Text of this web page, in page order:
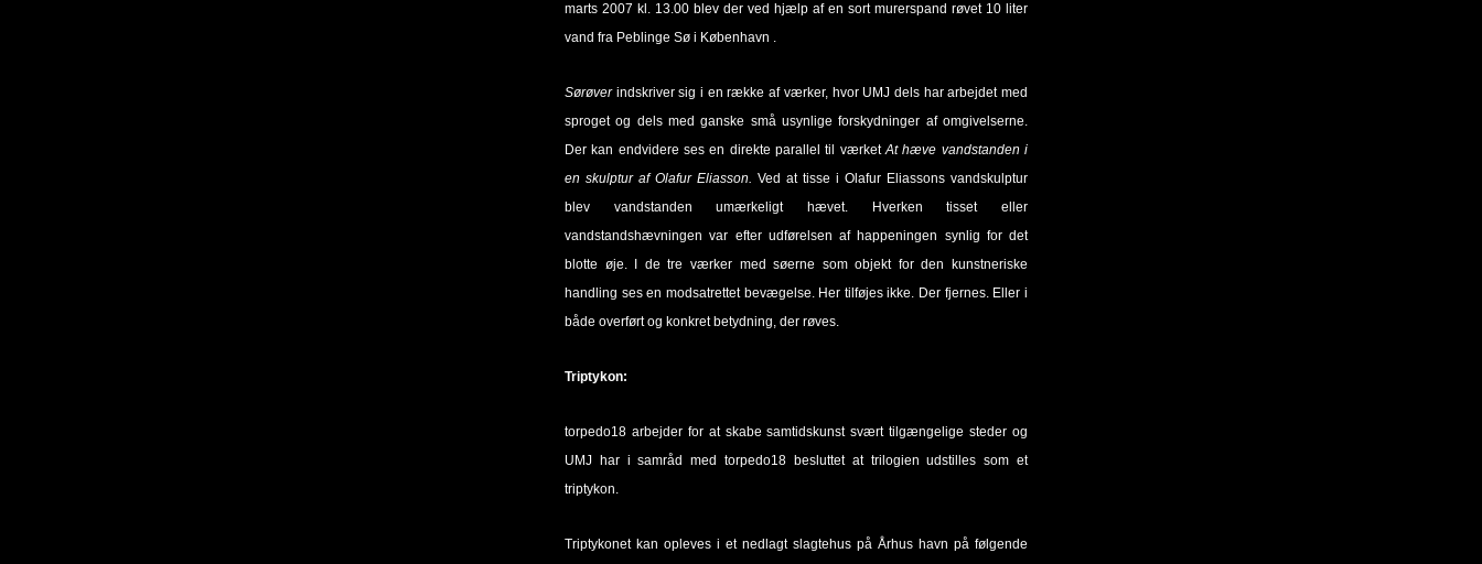
marts 2007 kl. 13.00 blev der ved hjælp af en sort murerspand røvet 10 liter
vand fra Peblinge Sø i København .
Sørøverindskriver sig i en række af værker, hvor UMJ dels har arbejdet med
sproget og dels med ganske små usynlige forskydninger af omgivelserne.
Der kan endvidere ses en direkte parallel til værketAt hæve vandstanden i
en skulptur af Olafur Eliasson. Ved at tisse i Olafur Eliassons vandskulptur
blev vandstanden umærkeligt hævet. Hverken tisset eller
vandstandshævningen var efter udførelsen af happeningen synlig for det
blotte øje. I de tre værker med søerne som objekt for den kunstneriske
handling ses en modsatrettet bevægelse. Her tilføjes ikke. Der fjernes. Eller i
både overført og konkret betydning, der røves.
Triptykon:
torpedo18 arbejder for at skabe samtidskunst svært tilgængelige steder og
UMJ har i samråd med torpedo18 besluttet at trilogien udstilles som et
triptykon.
Triptykonet kan opleves i et nedlagt slagtehus på Århus havn på følgende